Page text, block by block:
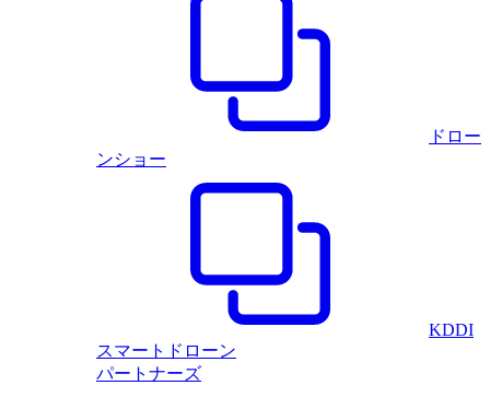
ドロー
ンショー
KDDI
スマートドローン
パートナーズ